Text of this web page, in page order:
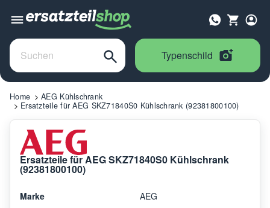
Typenschild
Home
AEG Kühlschrank
Ersatzteile für AEG SKZ71840S0 Kühlschrank (92381800100)
Ersatzteile für AEG SKZ71840S0 Kühlschrank
(92381800100)
Marke AEG